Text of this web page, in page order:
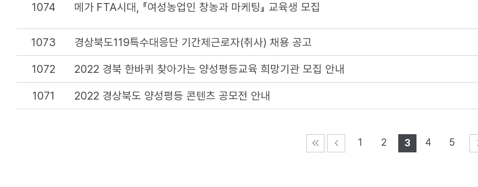
1074 메가 FTA시대, 『여성농업인 창농과 마케팅』 교육생 모집
1073 경상북도119특수대응단 기간제근로자(취사) 채용 공고
1072 2022 경북 한바퀴 찾아가는 양성평등교육 희망기관 모집 안내
1071 2022 경상북도 양성평등 콘텐츠 공모전 안내
1 2 3 4 5